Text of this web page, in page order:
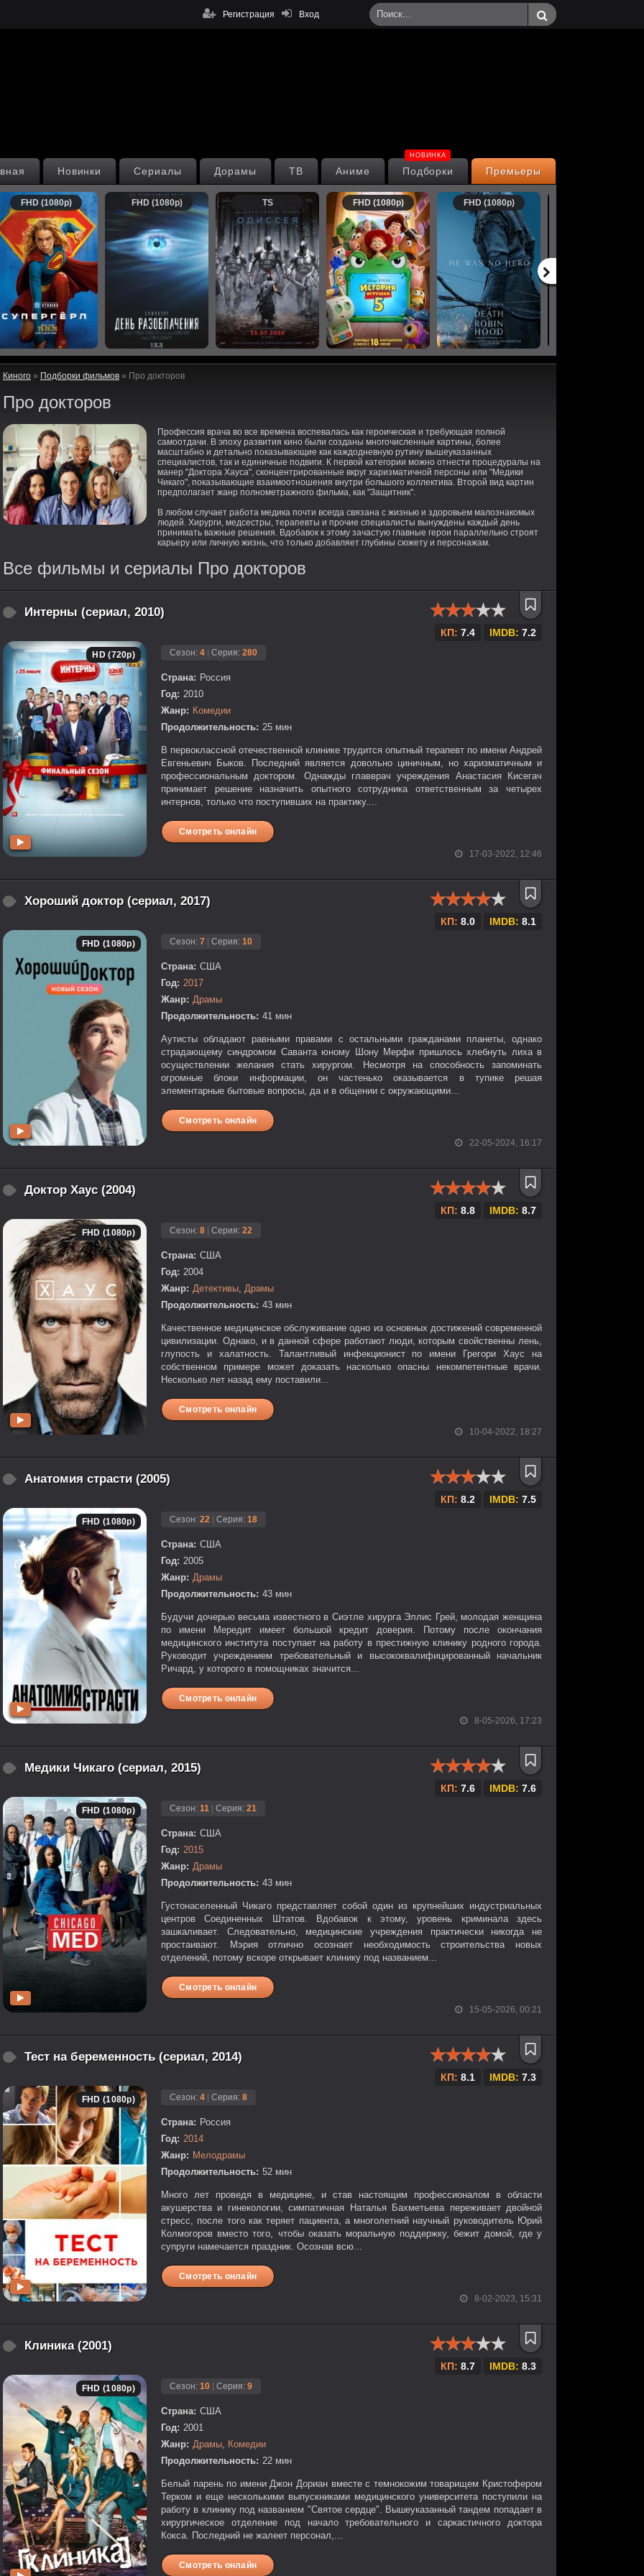
Вход
Регистрация
Премьеры
Подборки
НОВИНКА
Аниме
ТВ
Дорамы
Сериалы
Новинки
FHD (1080p) FHD (1080p) TS FHD (1080p) FHD (1080p)
Киного » Подборки фильмов » Про докторов
Про докторов
Профессия врача во все времена воспевалась как героическая и требующая полной
самоотдачи. В эпоху развития кино были созданы многочисленные картины, более
масштабно и детально показывающие как каждодневную рутину вышеуказанных
специалистов, так и единичные подвиги. К первой категории можно отнести процедуралы на
манер "Доктора Хауса", сконцентрированные вкруг харизматичной персоны или "Медики
Чикаго", показывающие взаимоотношения внутри большого коллектива. Второй вид картин
предполагает жанр полнометражного фильма, как "Защитник".
В любом случает работа медика почти всегда связана с жизнью и здоровьем малознакомых
людей. Хирурги, медсестры, терапевты и прочие специалисты вынуждены каждый день
принимать важные решения. Вдобавок к этому зачастую главные герои параллельно строят
карьеру или личную жизнь, что только добавляет глубины сюжету и персонажам.
Все фильмы и сериалы Про докторов
Интерны (сериал, 2010)
КП: 7.4 IMDB: 7.2
17-03-2022, 12:46
HD (720p) Сезон: 4 Серия: 280
Страна: Россия
Год: 2010
Жанр: Комедии
Продолжительность: 25 мин
В первоклассной отечественной клинике трудится опытный терапевт по имени Андрей
Евгеньевич Быков. Последний является довольно циничным, но харизматичным и
профессиональным доктором. Однажды главврач учреждения Анастасия Кисегач
принимает решение назначить опытного сотрудника ответственным за четырех
интернов, только что поступивших на практику....
Смотреть онлайн
Хороший доктор (сериал, 2017)
КП: 8.0 IMDB: 8.1
22-05-2024, 16:17
FHD (1080p) Сезон: 7 Серия: 10
Страна: США
Год: 2017
Жанр: Драмы
Продолжительность: 41 мин
Аутисты обладают равными правами с остальными гражданами планеты, однако
страдающему синдромом Саванта юному Шону Мерфи пришлось хлебнуть лиха в
осуществлении желания стать хирургом. Несмотря на способность запоминать
огромные блоки информации, он частенько оказывается в тупике решая
элементарные бытовые вопросы, да и в общении с окружающими...
Смотреть онлайн
Доктор Хаус (2004)
КП: 8.8 IMDB: 8.7
10-04-2022, 18:27
FHD (1080p) Сезон: 8 Серия: 22
Страна: США
Год: 2004
Жанр: Детективы, Драмы
Продолжительность: 43 мин
Качественное медицинское обслуживание одно из основных достижений современной
цивилизации. Однако, и в данной сфере работают люди, которым свойственны лень,
глупость и халатность. Талантливый инфекционист по имени Грегори Хаус на
собственном примере может доказать насколько опасны некомпетентные врачи.
Несколько лет назад ему поставили...
Смотреть онлайн
Анатомия страсти (2005)
КП: 8.2 IMDB: 7.5
8-05-2026, 17:23
FHD (1080p) Сезон: 22 Серия: 18
Страна: США
Год: 2005
Жанр: Драмы
Продолжительность: 43 мин
Будучи дочерью весьма известного в Сиэтле хирурга Эллис Грей, молодая женщина
по имени Мередит имеет большой кредит доверия. Потому после окончания
медицинского института поступает на работу в престижную клинику родного города.
Руководит учреждением требовательный и высококвалифицированный начальник
Ричард, у которого в помощниках значится...
Смотреть онлайн
Медики Чикаго (сериал, 2015)
КП: 7.6 IMDB: 7.6
15-05-2026, 00:21
FHD (1080p) Сезон: 11 Серия: 21
Страна: США
Год: 2015
Жанр: Драмы
Продолжительность: 43 мин
Густонаселенный Чикаго представляет собой один из крупнейших индустриальных
центров Соединенных Штатов. Вдобавок к этому, уровень криминала здесь
зашкаливает. Следовательно, медицинские учреждения практически никогда не
простаивают. Мэрия отлично осознает необходимость строительства новых
отделений, потому вскоре открывает клинику под названием...
Смотреть онлайн
Тест на беременность (сериал, 2014)
КП: 8.1 IMDB: 7.3
8-02-2023, 15:31
FHD (1080p) Сезон: 4 Серия: 8
Страна: Россия
Год: 2014
Жанр: Мелодрамы
Продолжительность: 52 мин
Много лет проведя в медицине, и став настоящим профессионалом в области
акушерства и гинекологии, симпатичная Наталья Бахметьева переживает двойной
стресс, после того как теряет пациента, а многолетний научный руководитель Юрий
Колмогоров вместо того, чтобы оказать моральную поддержку, бежит домой, где у
супруги намечается праздник. Осознав всю...
Смотреть онлайн
Клиника (2001)
КП: 8.7 IMDB: 8.3
FHD (1080p) Сезон: 10 Серия: 9
Страна: США
Год: 2001
Жанр: Драмы, Комедии
Продолжительность: 22 мин
Белый парень по имени Джон Дориан вместе с темнокожим товарищем Кристофером
Терком и еще несколькими выпускниками медицинского университета поступили на
работу в клинику под названием "Святое сердце". Вышеуказанный тандем попадает в
хирургическое отделение под начало требовательного и саркастичного доктора
Кокса. Последний не жалеет персонал,...
Смотреть онлайн